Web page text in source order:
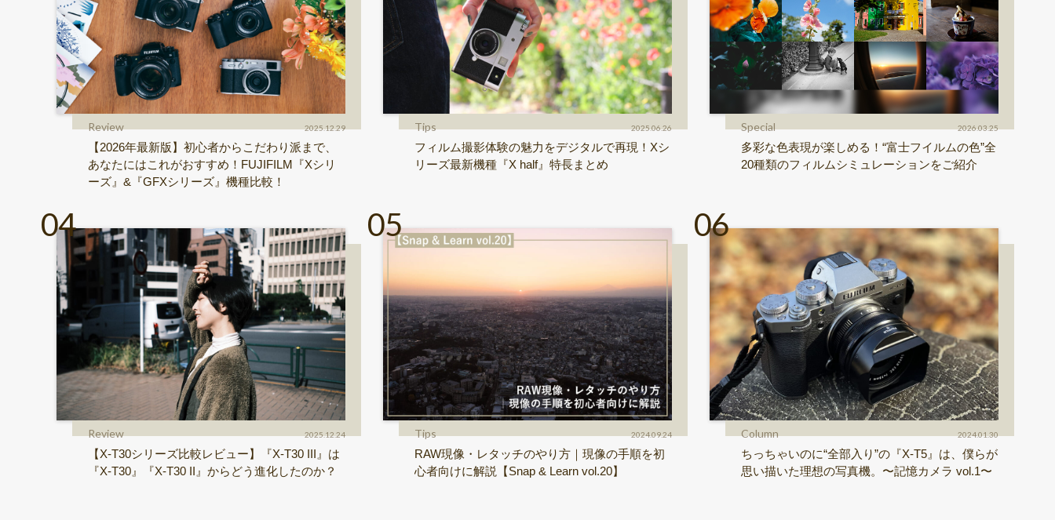
Review 2025.12.29
【2026年最新版】初心者からこだわり派まで、
あなたにはこれがおすすめ！FUJIFILM『Xシリ
ーズ』&『GFXシリーズ』機種比較！
Tips 2025.06.26
フィルム撮影体験の魅力をデジタルで再現！Xシ
リーズ最新機種『X half』特長まとめ
Special 2026.03.25
多彩な色表現が楽しめる！“富士フイルムの色”全
20種類のフィルムシミュレーションをご紹介
Review 2025.12.24
【X-T30シリーズ比較レビュー】『X-T30 III』は
『X-T30』『X-T30 II』からどう進化したのか？
Tips 2024.09.24
RAW現像・レタッチのやり方｜現像の手順を初
心者向けに解説【Snap & Learn vol.20】
Column 2024.01.30
ちっちゃいのに“全部入り”の『X-T5』は、僕らが
思い描いた理想の写真機。〜記憶カメラ vol.1〜